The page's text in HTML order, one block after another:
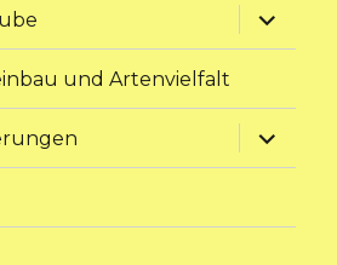
und Artenvielfalt